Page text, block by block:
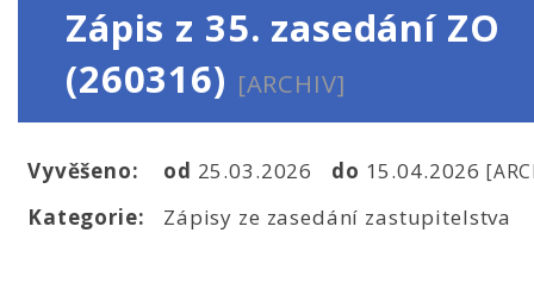
Zápis z 35. zasedání ZO
(260316) [ARCHIV]
Vyvěšeno: od 25.03.2026 do 15.04.2026
Kategorie: Zápisy ze zasedání zastupitelstva